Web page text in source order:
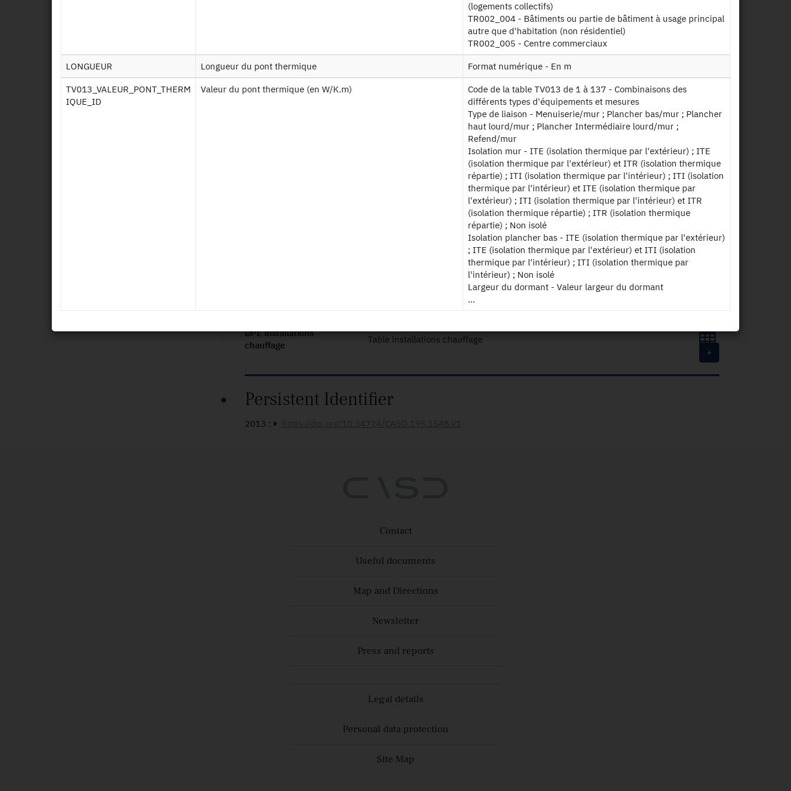
DPE ameliorations
Table générateurs chauffage
DPE installations
chauffage
Table installations chauffage
+
(logements collectifs)
TR002_004 - Bâtiments ou partie de bâtiment à usage principal
autre que d'habitation (non résidentiel)
TR002_005 - Centre commerciaux
LONGUEUR Longueur du pont thermique Format numérique - En m
TV013_VALEUR_PONT_THERM
IQUE_ID
Valeur du pont thermique (en W/K.m)
Code de la table TV013 de 1 à 137 - Combinaisons des
différents types d'équipements et mesures
Type de liaison - Menuiserie/mur ; Plancher bas/mur ; Plancher
haut lourd/mur ; Plancher Intermédiaire lourd/mur ;
Refend/mur
Isolation mur - ITE (isolation thermique par l'extérieur) ; ITE
(isolation thermique par l'extérieur) et ITR (isolation thermique
répartie) ; ITI (isolation thermique par l'intérieur) ; ITI (isolation
thermique par l'intérieur) et ITE (isolation thermique par
l'extérieur) ; ITI (isolation thermique par l'intérieur) et ITR
(isolation thermique répartie) ; ITR (isolation thermique
répartie) ; Non isolé
Isolation plancher bas - ITE (isolation thermique par l'extérieur)
; ITE (isolation thermique par l'extérieur) et ITI (isolation
thermique par l'intérieur) ; ITI (isolation thermique par
l'intérieur) ; Non isolé
Largeur du dormant - Valeur largeur du dormant
...
Persistent Identifier
2013 :
Contact
Useful documents
Map and Directions
Newsletter
Press and reports
Legal details
Personal data protection
Site Map